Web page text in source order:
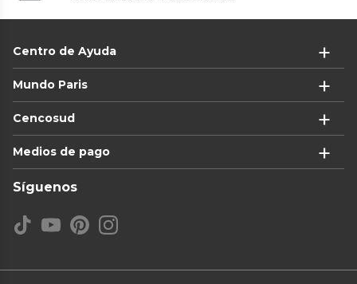
Centro de Ayuda
Mundo Paris
Cencosud
Medios de pago
Síguenos